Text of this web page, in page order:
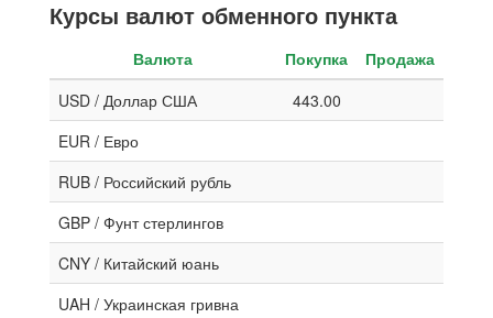
Курсы валют обменного пункта
Валюта Покупка
Продажа
USD / Доллар США
443.00
EUR / Евро
RUB / Российский рубль
GBP / Фунт стерлингов
CNY / Китайский юань
UAH / Украинская гривна